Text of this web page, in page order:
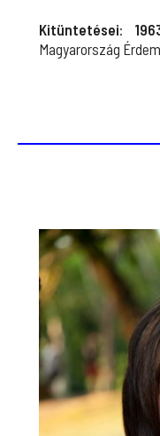
Kitüntetései:
Magyarország